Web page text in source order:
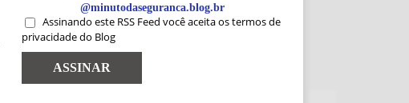
@minutodaseguranca.blog.br
Assinando este RSS Feed você aceita os termos de
privacidade do Blog